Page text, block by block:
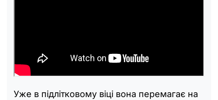
Уже в підлітковому віці вона перемагає на